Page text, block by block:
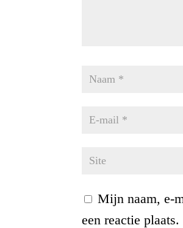
Mijn naam, e-
een reactie plaats.